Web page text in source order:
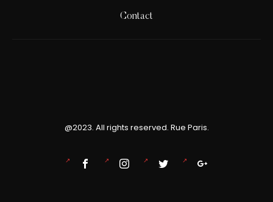
Contact
@2023. All rights reserved. Rue Paris.